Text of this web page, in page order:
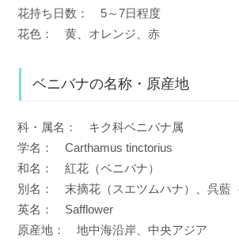
花持ち日数： 5～7日程度
花色： 黄、オレンジ、赤
ベニバナの名称・原産地
科・属名： キク科ベニバナ属
学名： Carthamus tinctorius
和名： 紅花（ベニバナ）
別名： 末摘花（スエツムハナ）、呉藍
英名： Safflower
原産地： 地中海沿岸、中央アジア